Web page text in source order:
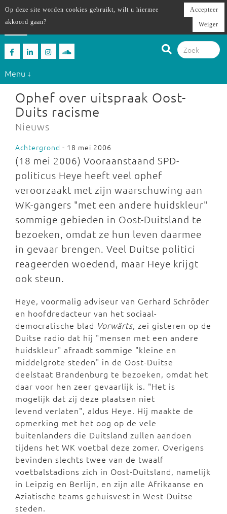
Menu ↓
Ophef over uitspraak Oost-
Duits racisme
Nieuws
Achtergrond - 18 mei 2006
(18 mei 2006) Vooraanstaand SPD-
politicus Heye heeft veel ophef
veroorzaakt met zijn waarschuwing aan
WK-gangers "met een andere huidskleur"
sommige gebieden in Oost-Duitsland te
bezoeken, omdat ze hun leven daarmee
in gevaar brengen. Veel Duitse politici
reageerden woedend, maar Heye krijgt
ook steun.
Heye, voormalig adviseur van Gerhard Schröder
en hoofdredacteur van het sociaal-
democratische blad Vorwärts, zei gisteren op de
Duitse radio dat hij "mensen met een andere
huidskleur" afraadt sommige "kleine en
middelgrote steden" in de Oost-Duitse
deelstaat Brandenburg te bezoeken, omdat het
daar voor hen zeer gevaarlijk is. "Het is
mogelijk dat zij deze plaatsen niet
levend verlaten", aldus Heye. Hij maakte de
opmerking met het oog op de vele
buitenlanders die Duitsland zullen aandoen
tijdens het WK voetbal deze zomer. Overigens
bevinden slechts twee van de twaalf
voetbalstadions zich in Oost-Duitsland, namelijk
in Leipzig en Berlijn, en zijn alle Afrikaanse en
Aziatische teams gehuisvest in West-Duitse
steden.
Op deze site worden cookies gebruikt, wilt u hiermee
akkoord gaan?
Accepteer
Weiger